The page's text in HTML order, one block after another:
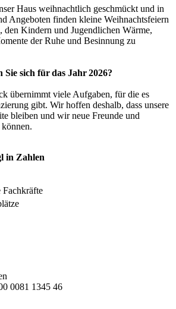
Haus weihnachtlich geschmückt und in
Angeboten finden kleine Weihnachtsfeiern
den Kindern und Jugendlichen Wärme,
der Ruhe und Besinnung zu
Sie sich für das Jahr 2026?
übernimmt viele Aufgaben, für die es
gibt. Wir hoffen deshalb, dass unsere
bleiben und wir neue Freunde und
in Zahlen
Fachkräfte
0081 1345 46